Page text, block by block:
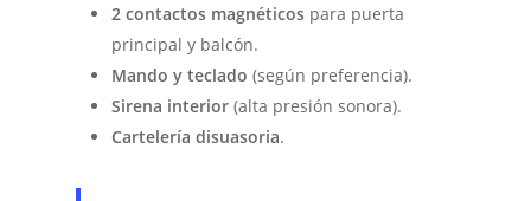
2 contactos magnéticos para puerta
principal y balcón.
Mando y teclado (según preferencia).
Sirena interior (alta presión sonora).
Cartelería disuasoria.